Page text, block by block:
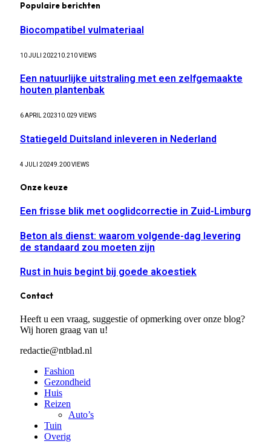
Populaire berichten
Biocompatibel vulmateriaal
10 JULI 202210.210VIEWS
Een natuurlijke uitstraling met een zelfgemaakte
houten plantenbak
6 APRIL 202310.029 VIEWS
Statiegeld Duitsland inleveren in Nederland
4 JULI 20249.200VIEWS
Onze keuze
Een frisse blik met ooglidcorrectie in Zuid-Limburg
Beton als dienst: waarom volgende-dag levering
de standaard zou moeten zijn
Rust in huis begint bij goede akoestiek
Contact
Heeft u een vraag, suggestie of opmerking over onze blog?
Wij horen graag van u!
redactie@ntblad.nl
Fashion
Gezondheid
Huis
Reizen
Auto’s
Tuin
Overig